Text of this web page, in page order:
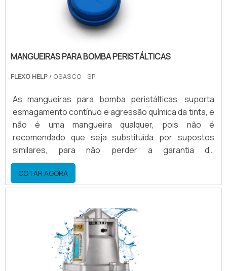
MANGUEIRAS PARA BOMBA PERISTÁLTICAS
FLEXO HELP / OSASCO - SP
As mangueiras para bomba peristálticas, suporta
esmagamento contínuo e agressão química da tinta, e
não é uma mangueira qualquer, pois não é
recomendado que seja substituída por supostos
similares, para não perder a garantia do
equipamento.A vida útil das mangueiras Dependendo
da carga horária de trabalho da bomba e da química do
solvente, que pode ser mais ou menos agressiva, ou
citadas, mas em média, ela trabalha cerca de 60 dias,
operando em .
COTAR AGORA